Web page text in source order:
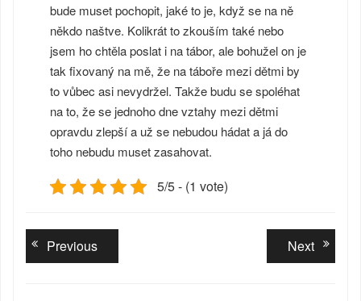
bude muset pochopit, jaké to je, když se na ně
někdo naštve. Kolikrát to zkouším také nebo
jsem ho chtěla poslat i na tábor, ale bohužel on je
tak fixovaný na mě, že na táboře mezi dětmi by
to vůbec asi nevydržel. Takže budu se spoléhat
na to, že se jednoho dne vztahy mezi dětmi
opravdu zlepší a už se nebudou hádat a já do
toho nebudu muset zasahovat.
5/5 - (1 vote)
Navigace
pro
PreviousPrevious NextNext